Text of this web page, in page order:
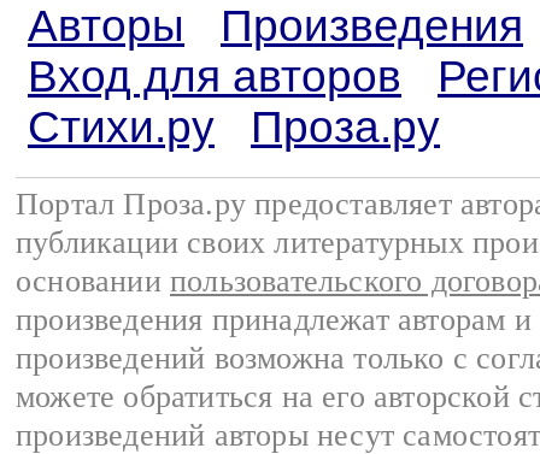
Авторы
Произведения
Вход для авторов
Стихи.ру
Проза.ру
Портал Проза.ру предоставляет
публикации своих литературных
основании пользовательского
произведения принадлежат авторам
произведений возможна только с
можете обратиться на его авторской
произведений авторы несут